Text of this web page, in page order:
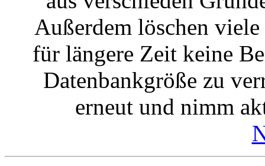
Außerdem löschen
für längere Zeit keine
Datenbankgröße zu
erneut und nimm